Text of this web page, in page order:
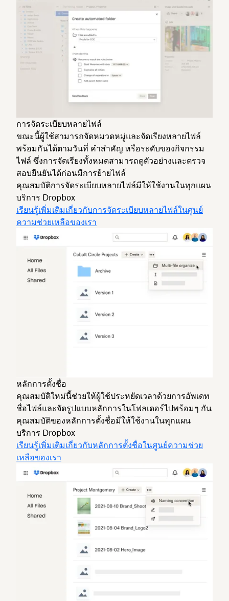
การจัดระเบียบหลายไฟล์
ขณะนี้ผู้ใช้สามารถจัดหมวดหมู่และจัดเรียงหลายไฟล์
พร้อมกันได้ตามวันที่ คำสำคัญ หรือระดับของกิจกรรม
ไฟล์ ซึ่งการจัดเรียงทั้งหมดสามารถดูตัวอย่างและตรวจ
สอบยืนยันได้ก่อนมีการย้ายไฟล์
คุณสมบัติการจัดระเบียบหลายไฟล์มีให้ใช้งานในทุกแผน
บริการ Dropbox
เรียนรู้เพิ่มเติมเกี่ยวกับการจัดระเบียบหลายไฟล์ในศูนย์
ความช่วยเหลือของเรา
หลักการตั้งชื่อ
คุณสมบัติใหม่นี้ช่วยให้ผู้ใช้ประหยัดเวลาด้วยการอัพเดท
ชื่อไฟล์และจัดรูปแบบหลักการในโฟลเดอร์ไปพร้อมๆ กัน
คุณสมบัติของหลักการตั้งชื่อมีให้ใช้งานในทุกแผน
บริการ Dropbox
เรียนรู้เพิ่มเติมเกี่ยวกับหลักการตั้งชื่อในศูนย์ความช่วย
เหลือของเรา